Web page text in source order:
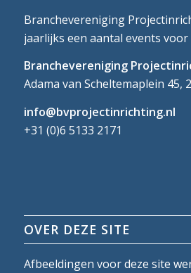
Branchevereniging
jaarlijks een aantal events voor
Branchevereniging
Adama van Scheltemaplein 45,
info@bvprojectinrichting.nl
+31 (0)6 5133 2171
OVER DEZE SITE
Afbeeldingen voor deze site